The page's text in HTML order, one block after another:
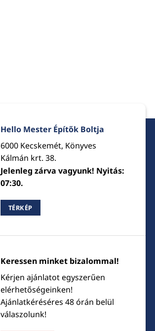
Hello Mester Építők Boltja
6000 Kecskemét, Könyves
Kálmán krt. 38.
Jelenleg zárva vagyunk! Nyitás:
07:30.
TÉRKÉP
Keressen minket bizalommal!
Kérjen ajánlatot egyszerűen
elérhetőségeinken!
Ajánlatkéréséres 48 órán belül
válaszolunk!